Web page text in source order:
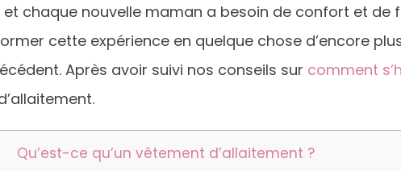
et chaque nouvelle maman a besoin de confort et de
cette expérience en quelque chose d’encore
Après avoir suivi nos conseils sur comment
Qu’est-ce qu’un vêtement d’allaitement ?